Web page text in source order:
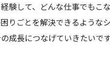
験して、どんな仕事でもこ
りごとを解決できるような
成長につなげていきたいです